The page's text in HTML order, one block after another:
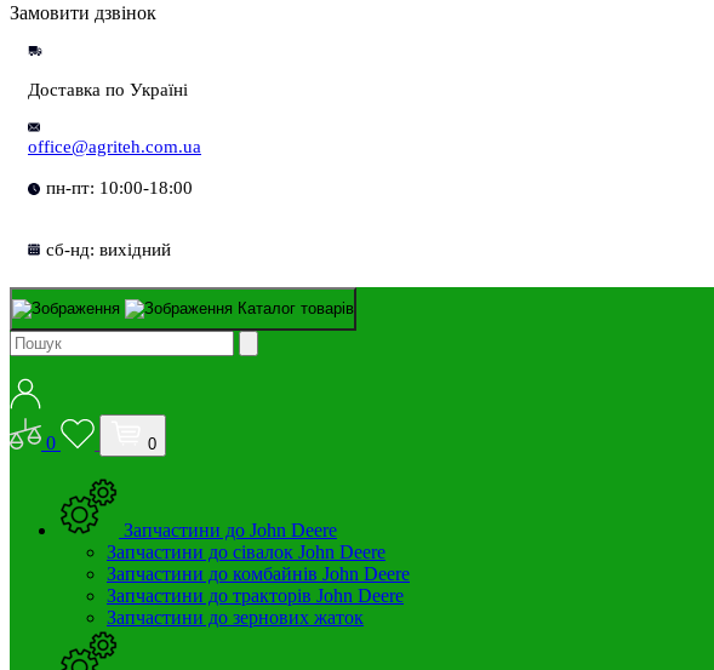
Замовити дзвінок
Доставка по Україні
office@agriteh.com.ua
пн-пт: 10:00-18:00
сб-нд: вихідний
Каталог товарів
0 0
Запчастини до John Deere
Запчастини до сівалок John Deere
Запчастини до комбайнів John Deere
Запчастини до тракторів John Deere
Запчастини до зернових жаток